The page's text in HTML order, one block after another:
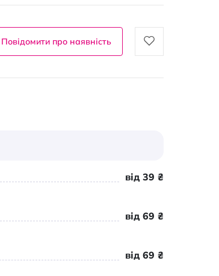
Повідомити про наявність
від 39 ₴
від 69 ₴
від 69 ₴